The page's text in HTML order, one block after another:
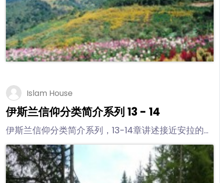
Islam House
伊斯兰信仰分类简介系列 13 - 14
伊斯兰信仰分类简介系列，13-14章讲述接近安拉的合
法媒介与非法媒介，“库弗卢”是“伊玛尼”的对立面；